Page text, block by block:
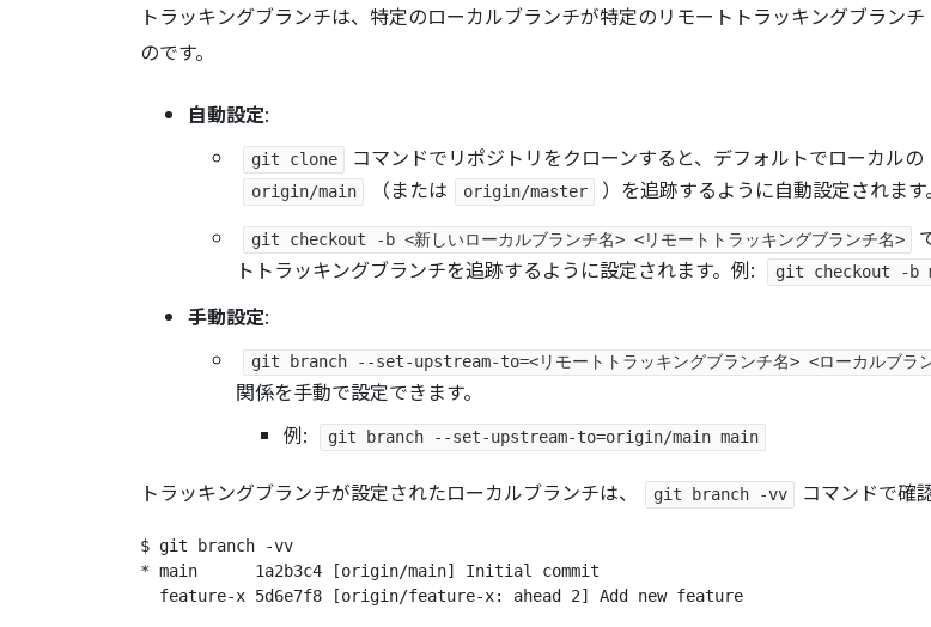
トラッキングブランチは、特定のローカルブランチが特定のリモートトラッキングブラン
のです。
自動設定:
git clone コマンドでリポジトリをクローンすると、デフォルトでローカルの
origin/main （または origin/master ）を追跡するように自動設定されます。
git checkout -b <新しいローカルブランチ名> <リモートトラッキングブランチ名>
トトラッキングブランチを追跡するように設定されます。例:
git checkout -b
手動設定:
git branch --set-upstream-to=<リモートトラッキングブランチ名> <ローカルブラ
関係を手動で設定できます。
例:
git branch --set-upstream-to=origin/main main
トラッキングブランチが設定されたローカルブランチは、 git branch -vv コマンドで確
$ git branch -vv
* main      1a2b3c4 [origin/main] Initial commit